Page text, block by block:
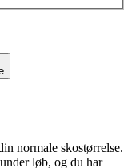
normale skostørrelse.
løb, og du har